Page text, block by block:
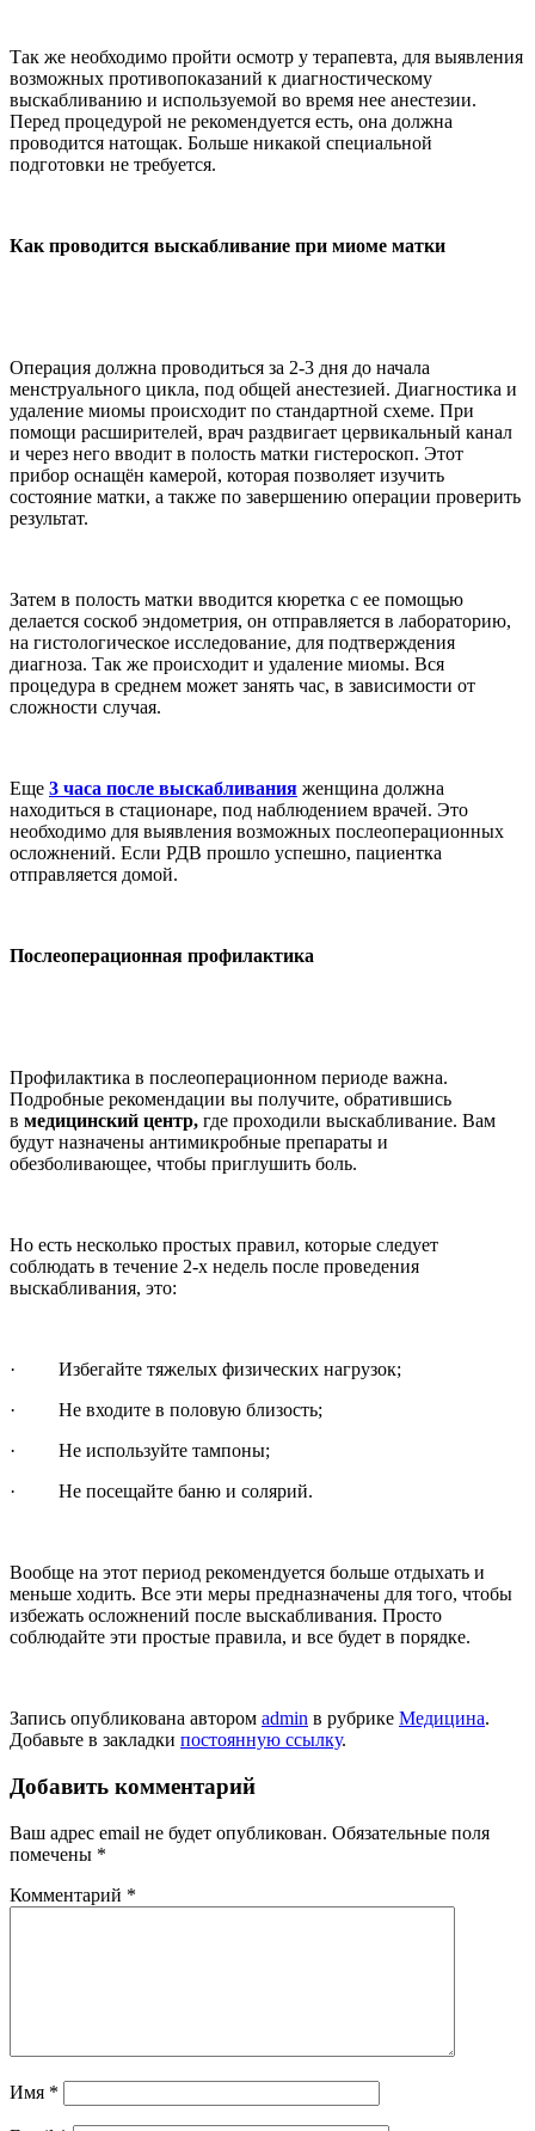
Так же необходимо пройти осмотр у терапевта, для выявления
возможных противопоказаний к диагностическому
выскабливанию и используемой во время нее анестезии.
Перед процедурой не рекомендуется есть, она должна
проводится натощак. Больше никакой специальной
подготовки не требуется.
Как проводится выскабливание при миоме матки
Операция должна проводиться за 2-3 дня до начала
менструального цикла, под общей анестезией. Диагностика и
удаление миомы происходит по стандартной схеме. При
помощи расширителей, врач раздвигает цервикальный канал
и через него вводит в полость матки гистероскоп. Этот
прибор оснащён камерой, которая позволяет изучить
состояние матки, а также по завершению операции проверить
результат.
Затем в полость матки вводится кюретка с ее помощью
делается соскоб эндометрия, он отправляется в лабораторию,
на гистологическое исследование, для подтверждения
диагноза. Так же происходит и удаление миомы. Вся
процедура в среднем может занять час, в зависимости от
сложности случая.
Еще 3 часа после выскабливания женщина должна
находиться в стационаре, под наблюдением врачей. Это
необходимо для выявления возможных послеоперационных
осложнений. Если РДВ прошло успешно, пациентка
отправляется домой.
Послеоперационная профилактика
Профилактика в послеоперационном периоде важна.
Подробные рекомендации вы получите, обратившись
в медицинский центр, где проходили выскабливание. Вам
будут назначены антимикробные препараты и
обезболивающее, чтобы приглушить боль.
Но есть несколько простых правил, которые следует
соблюдать в течение 2-х недель после проведения
выскабливания, это:
· Избегайте тяжелых физических нагрузок;
· Не входите в половую близость;
· Не используйте тампоны;
· Не посещайте баню и солярий.
Вообще на этот период рекомендуется больше отдыхать и
меньше ходить. Все эти меры предназначены для того, чтобы
избежать осложнений после выскабливания. Просто
соблюдайте эти простые правила, и все будет в порядке.
Запись опубликована автором admin в рубрике Медицина.
Добавьте в закладки постоянную ссылку.
Добавить комментарий
Ваш адрес email не будет опубликован. Обязательные поля
помечены *
Комментарий *
Имя *